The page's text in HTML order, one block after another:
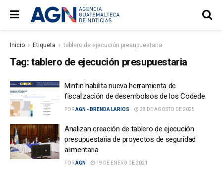
Inicio Etiqueta tablero de ejecución presupuestaria
Tag: tablero de ejecución presupuestaria
Minfin habilita nueva herramienta de
fiscalización de desembolsos de los Codede
PORAGN - BRENDA LARIOS 28 DE AGOSTO DE 2025
Analizan creación de tablero de ejecución
presupuestaria de proyectos de seguridad
alimentaria
PORAGN 19 DE ENERO DE 2021